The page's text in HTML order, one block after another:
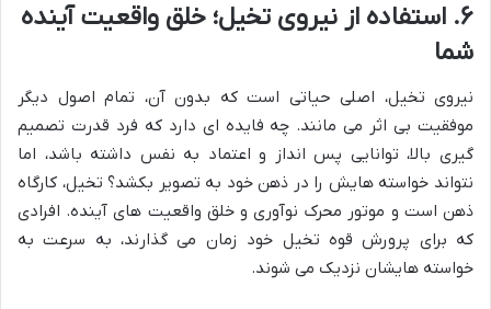
۶. استفاده از نیروی تخیل؛ خلق واقعیت آینده
شما
نیروی تخیل، اصلی حیاتی است که بدون آن، تمام اصول دیگر
موفقیت بی اثر می مانند. چه فایده ای دارد که فرد قدرت تصمیم
گیری بالا، توانایی پس انداز و اعتماد به نفس داشته باشد، اما
نتواند خواسته هایش را در ذهن خود به تصویر بکشد؟ تخیل، کارگاه
ذهن است و موتور محرک نوآوری و خلق واقعیت های آینده. افرادی
که برای پرورش قوه تخیل خود زمان می گذارند، به سرعت به
خواسته هایشان نزدیک می شوند.